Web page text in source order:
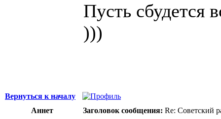
Пусть сбудется
)))
Вернуться к началу
Аннет
Заголовок сообщения: Re: Советский